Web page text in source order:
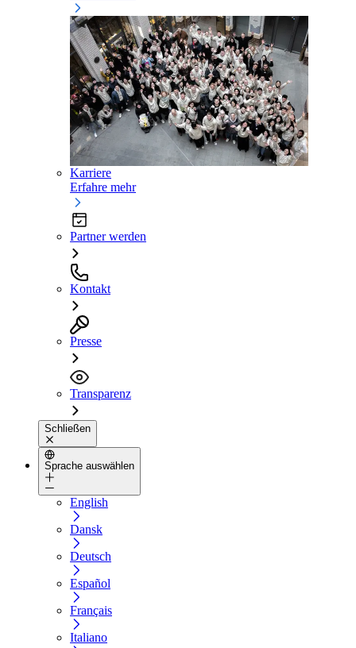
Karriere
Erfahre mehr
Partner werden
Kontakt
Presse
Transparenz
Schließen
Sprache auswählen
English
Dansk
Deutsch
Español
Français
Italiano